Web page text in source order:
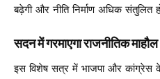
बढ़ेगी और नीति निर्माण अधिक संतुलित
सदन में गरमाएगा राजनीतिक माहौल
इस विशेष सत्र में भाजपा और कांग्रेस